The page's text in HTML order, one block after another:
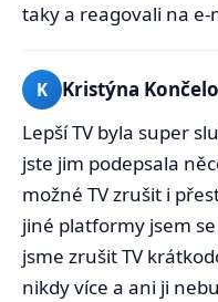
taky a reagovali na
K Kristýna
Lepší TV byla super
jste jim podepsala
možné TV zrušit i
jiné platformy jsem
jsme zrušit TV
nikdy více a ani ji